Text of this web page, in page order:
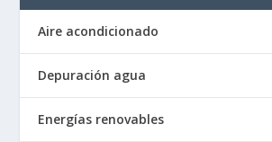
Aire acondicionado
Depuración agua
Energías renovables